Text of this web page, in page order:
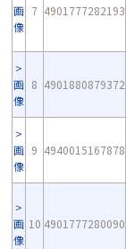
画
像
7 4901777282193
画
像
8 4901880879372
画
像
9 4940015167878
画
像
10 4901777280090